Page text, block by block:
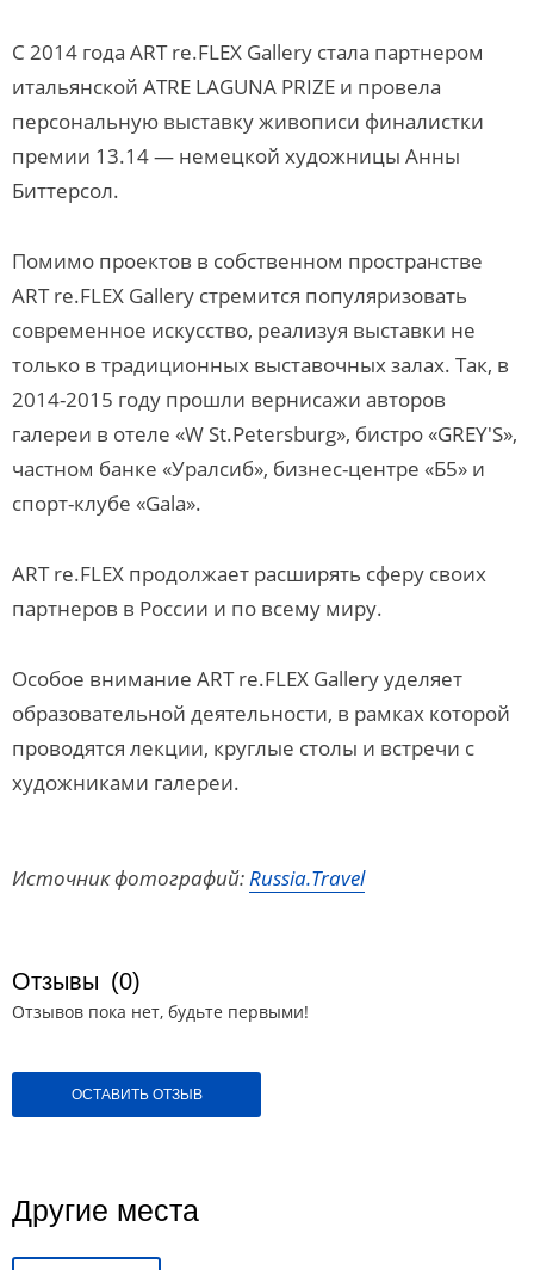
С 2014 года ART re.FLEX Gallery стала партнером
итальянской ATRE LAGUNA PRIZE и провела
персональную выставку живописи финалистки
премии 13.14 — немецкой художницы Анны
Биттерсол.
Помимо проектов в собственном пространстве
ART re.FLEX Gallery стремится популяризовать
современное искусство, реализуя выставки не
только в традиционных выставочных залах. Так, в
2014-2015 году прошли вернисажи авторов
галереи в отеле «W St.Petersburg», бистро «GREY'S»,
частном банке «Уралсиб», бизнес-центре «Б5» и
спорт-клубе «Gala».
ART re.FLEX продолжает расширять сферу своих
партнеров в России и по всему миру.
Особое внимание ART re.FLEX Gallery уделяет
образовательной деятельности, в рамках которой
проводятся лекции, круглые столы и встречи с
художниками галереи.
Источник фотографий:Russia.Travel
Отзывы (0)
Отзывов пока нет, будьте первыми!
ОСТАВИТЬ ОТЗЫВ
Другие места